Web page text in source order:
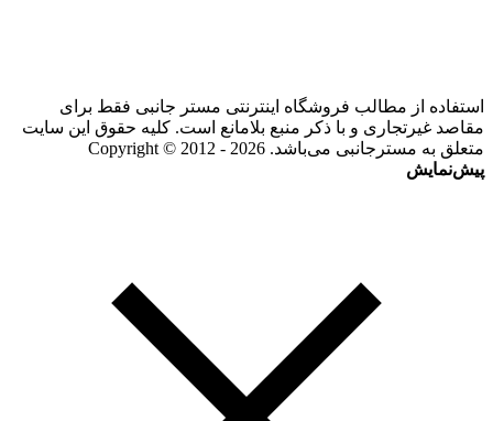
استفاده از مطالب فروشگاه اینترنتی مستر جانبی فقط برای
مقاصد غیرتجاری و با ذکر منبع بلامانع است. کلیه حقوق این سایت
متعلق به مسترجانبی می‌باشد. Copyright © 2012 - 2026
پیش‌نمایش